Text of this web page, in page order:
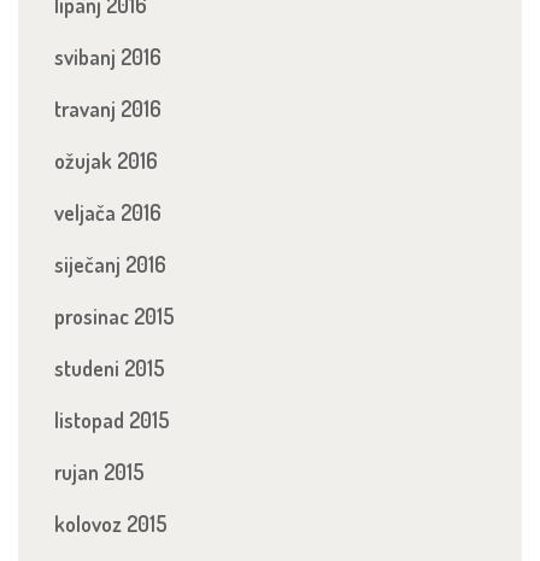
svibanj 2016
travanj 2016
ožujak 2016
veljača 2016
siječanj 2016
prosinac 2015
studeni 2015
listopad 2015
rujan 2015
kolovoz 2015